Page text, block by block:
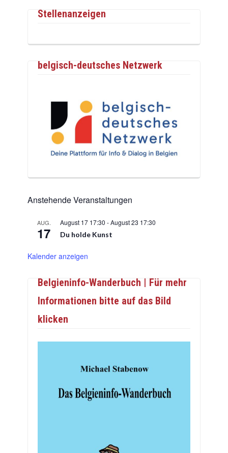
Stellenanzeigen
belgisch-deutsches Netzwerk
Anstehende Veranstaltungen
AUG.
17
August 17 17:30 -August 23 17:30
Du holde Kunst
Kalender anzeigen
Belgieninfo-Wanderbuch | Für mehr
Informationen bitte auf das Bild
klicken